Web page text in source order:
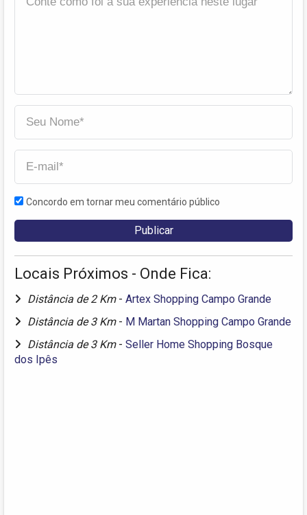
Concordo em tornar meu comentário público
Locais Próximos - Onde Fica:
Distância de 2 Km - Artex Shopping Campo Grande
Distância de 3 Km - M Martan Shopping Campo Grande
Distância de 3 Km - Seller Home Shopping Bosque
dos Ipês